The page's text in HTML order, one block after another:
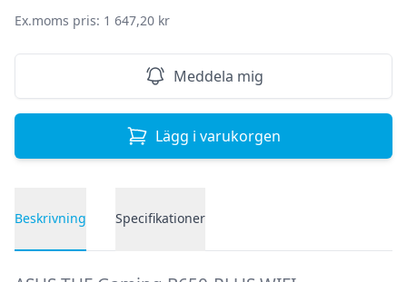
Ex.moms pris: 1 647,20 kr
Meddela mig
Lägg i varukorgen
Beskrivning Specifikationer